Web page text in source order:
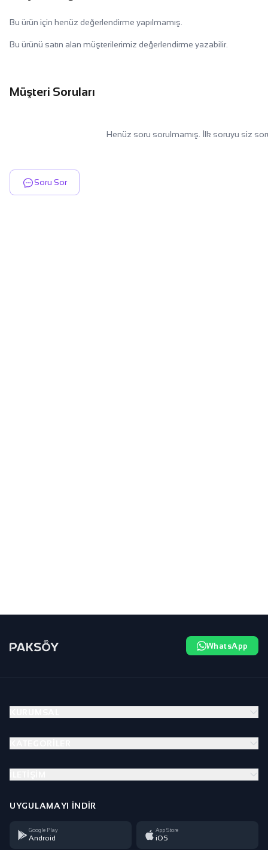
Bu ürün için henüz değerlendirme yapılmamış.
Bu ürünü satın alan müşterilerimiz değerlendirme yazabilir.
Müşteri Soruları
Henüz soru sorulmamış. İlk soruyu siz
Soru Sor
WhatsApp
UYGULAMAYI İNDIR
Google Play
Android
App Store
iOS